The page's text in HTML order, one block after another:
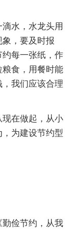
水，水龙头用
，要及时报
每一张纸，作
食，用餐时能
我们应该合理
在做起，从小
为建设节约型
俭节约，从我